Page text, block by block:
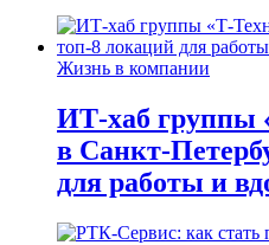
Жизнь в компании
ИТ-хаб группы
в Санкт-
для работы и